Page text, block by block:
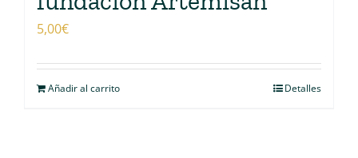
5,00€
Añadir al carrito Detalles